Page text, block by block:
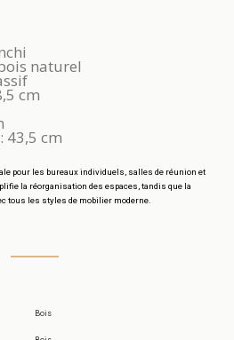
naturel
cm
43,5 cm
pour les bureaux individuels, salles de réunion et
la réorganisation des espaces, tandis que la
tous les styles de mobilier moderne.
Bois